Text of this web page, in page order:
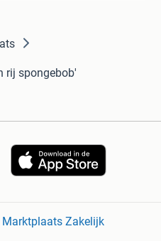
rij spongebob'
Marktplaats Zakelijk